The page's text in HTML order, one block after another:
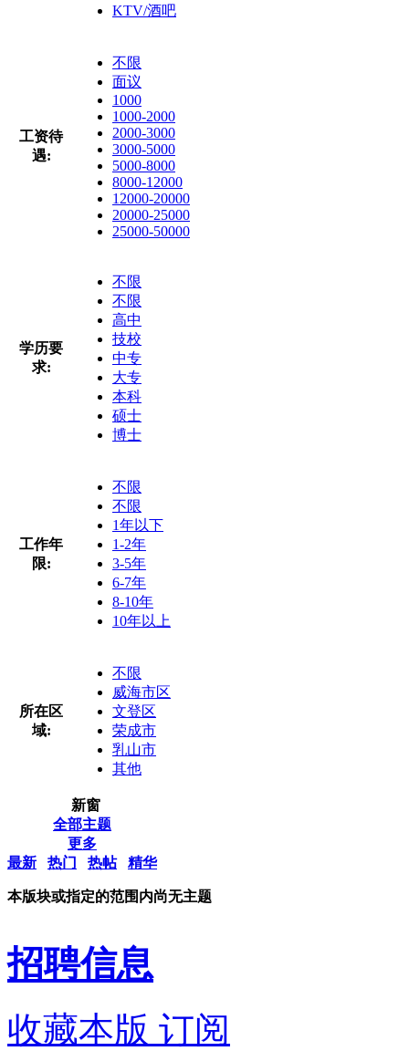
KTV/酒吧
工资待
遇:
不限
面议
1000
1000-2000
2000-3000
3000-5000
5000-8000
8000-12000
12000-20000
20000-25000
25000-50000
学历要
求:
不限
不限
高中
技校
中专
大专
本科
硕士
博士
工作年
限:
不限
不限
1年以下
1-2年
3-5年
6-7年
8-10年
10年以上
所在区
域:
不限
威海市区
文登区
荣成市
乳山市
其他
新窗
全部主题
更多
最新
热门 热帖 精华
本版块或指定的范围内尚无主题
招聘信息
收藏本版 订阅